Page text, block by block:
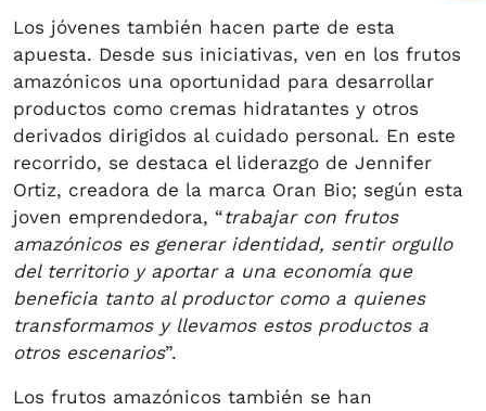
Los jóvenes también hacen parte de esta
apuesta. Desde sus iniciativas, ven en los frutos
amazónicos una oportunidad para desarrollar
productos como cremas hidratantes y otros
derivados dirigidos al cuidado personal. En este
recorrido, se destaca el liderazgo de Jennifer
Ortiz, creadora de la marca Oran Bio; según esta
joven emprendedora, “trabajar con frutos
amazónicos es generar identidad, sentir orgullo
del territorio y aportar a una economía que
beneficia tanto al productor como a quienes
transformamos y llevamos estos productos a
otros escenarios”.
Los frutos amazónicos también se han